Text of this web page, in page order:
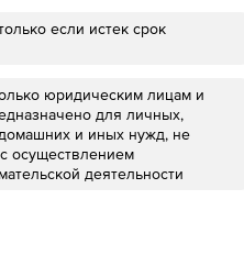
если истек срок
юридическим лицам и
для личных,
и иных нужд, не
осуществлением
деятельности